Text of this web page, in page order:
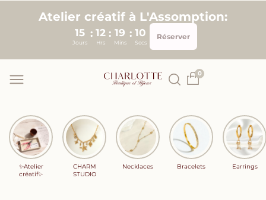
Skip toAtelier créatif à L'Assomption:
15
Jours
: 12
Hrs
: 19
Mins
: 10
Secs
Réserver
0
✨Atelier
créatif✨
CHARM
STUDIO
Necklaces Bracelets Earrings